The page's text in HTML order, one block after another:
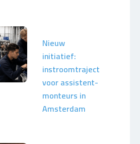
Nieuw
initiatief:
instroomtraject
voor assistent-
monteurs in
Amsterdam